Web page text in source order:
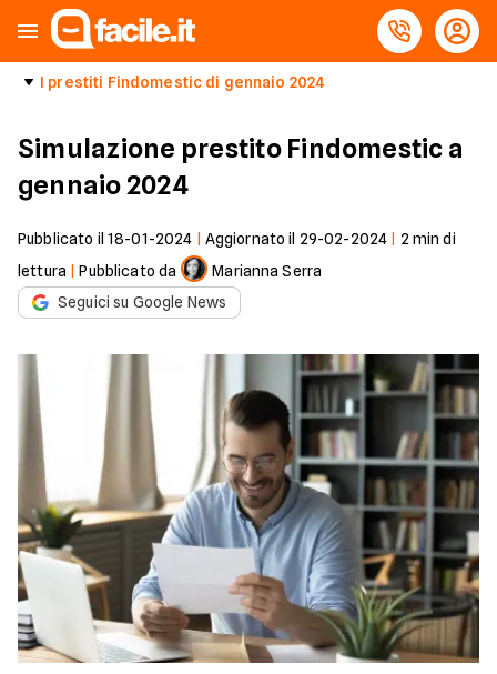
I prestiti Findomestic di gennaio 2024
Simulazione prestito Findomestic a
gennaio 2024
Pubblicato il 18-01-2024 Aggiornato il 29-02-2024 2 min di
lettura |Pubblicato da
Marianna Serra
Seguici su Google News